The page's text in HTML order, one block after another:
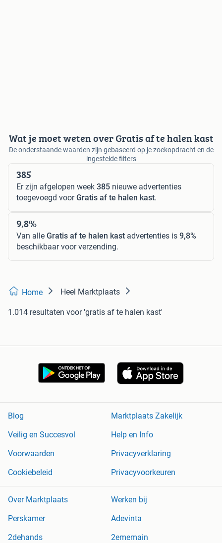
Wat je moet weten over Gratis af te halen kast
De onderstaande waarden zijn gebaseerd op je zoekopdracht en de
ingestelde filters
385
Er zijn afgelopen week 385 nieuwe advertenties
toegevoegd voorGratis af te halen kast.
9,8%
Van alle Gratis af te halen kast advertenties is 9,8%
beschikbaar voor verzending.
Home Heel Marktplaats
1.014 resultaten voor 'gratis af te halen kast'
Blog
Marktplaats Zakelijk
Veilig en Succesvol
Help en Info
Voorwaarden
Privacyverklaring
Cookiebeleid
Privacyvoorkeuren
Over Marktplaats
Werken bij
Perskamer
Adevinta
2dehands
2ememain